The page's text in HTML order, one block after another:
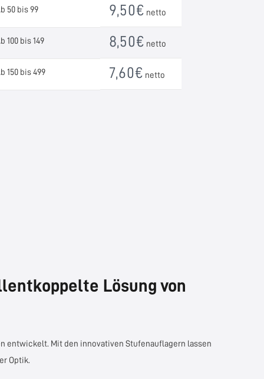
50 bis 99 9,50€ netto
100 bis 149 8,50€ netto
150 bis 499 7,60€ netto
Lösung von
entwickelt. Mit den innovativen Stufenauflagern lassen
Optik.